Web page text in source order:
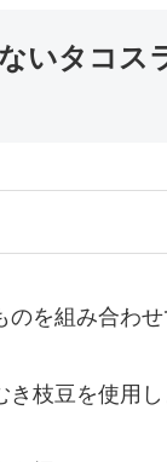
いタコス
を組み合わせ
枝豆を使用し